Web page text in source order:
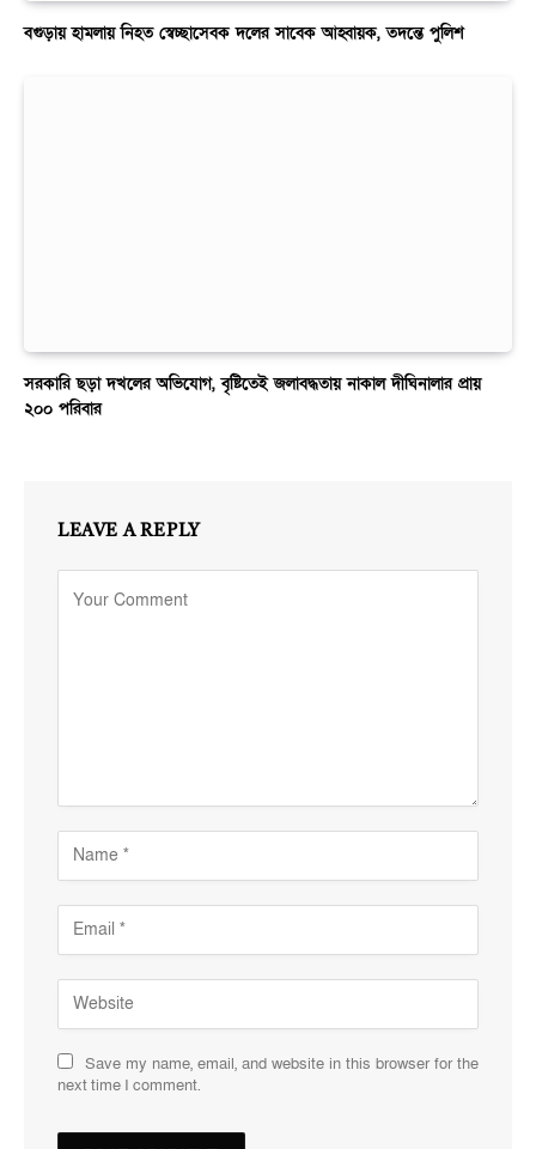
বগুড়ায় হামলায় নিহত স্বেচ্ছাসেবক দলের সাবেক আহ্বায়ক, তদন্তে পুলিশ
সরকারি ছড়া দখলের অভিযোগ, বৃষ্টিতেই জলাবদ্ধতায় নাকাল দীঘিনালার প্রায়
২০০ পরিবার
LEAVE A REPLY
Save my name, email, and website in this browser for the
next time I comment.